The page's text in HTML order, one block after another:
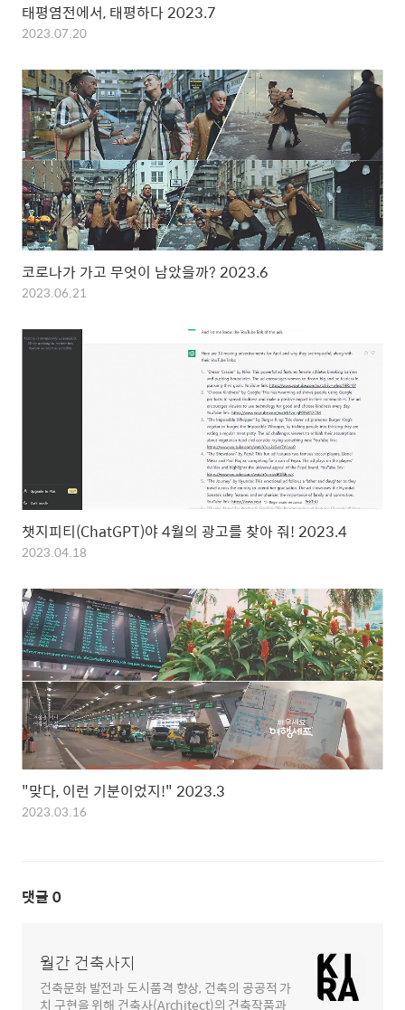
태평염전에서, 태평하다 2023.7
2023.07.20
코로나가 가고 무엇이 남았을까? 2023.6
2023.06.21
챗지피티(ChatGPT)야 4월의 광고를 찾아 줘! 2023.4
2023.04.18
"맞다, 이런 기분이었지!" 2023.3
2023.03.16
댓글 0
월간 건축사지
건축문화 발전과 도시품격 향상, 건축의 공공적 가
치 구현을 위해 건축사(Architect)의 건축작품과